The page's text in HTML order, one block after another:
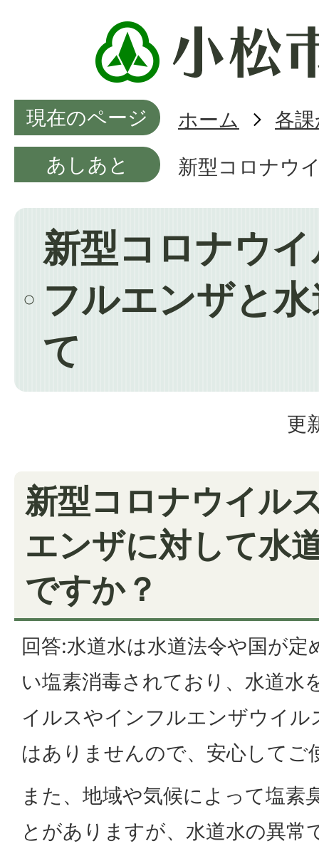
現在のページ ホーム
各
あしあと
新型コロナウ
新型コロナウ
フルエンザと
て
更
新型コロナウイル
エンザに対して水
ですか？
回答:水道水は水道法令や国が定
い塩素消毒されており、水道水
イルスやインフルエンザウイル
はありませんので、安心してご
また、地域や気候によって塩素
とがありますが、水道水の異常